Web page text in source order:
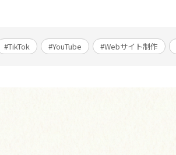
#TikTok #YouTube #Webサイト制作